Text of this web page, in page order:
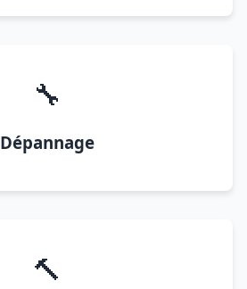
🔧
Dépannage
🔨